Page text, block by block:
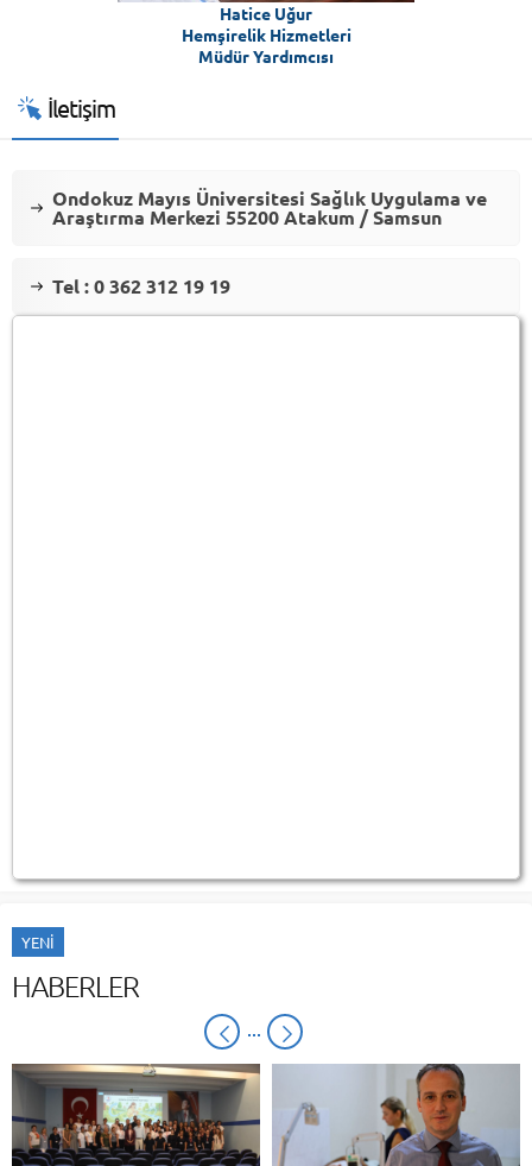
Hatice Uğur
Hemşirelik Hizmetleri
Müdür Yardımcısı
İletişim
Ondokuz Mayıs Üniversitesi Sağlık Uygulama ve
Araştırma Merkezi 55200 Atakum / Samsun
Tel : 0 362 312 19 19
YENİ
HABERLER